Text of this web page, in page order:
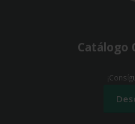
Catálogo